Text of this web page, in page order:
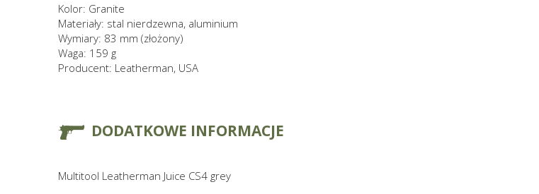
Kolor: Granite
Materiały: stal nierdzewna, aluminium
Wymiary: 83 mm (złożony)
Waga: 159 g
Producent: Leatherman, USA
DODATKOWE INFORMACJE
Multitool Leatherman Juice CS4 grey